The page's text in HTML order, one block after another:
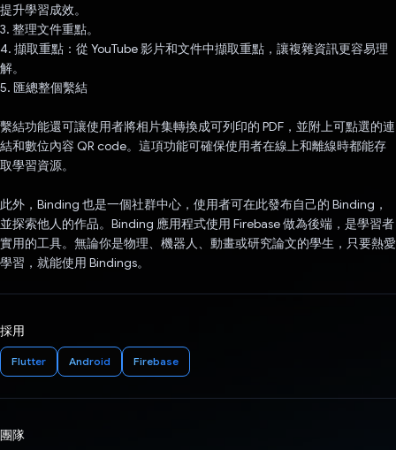
提升學習成效。
3. 整理文件重點。
4. 擷取重點：從 YouTube 影片和文件中擷取重點，讓複雜資訊更容易理
解。
5. 匯總整個繫結
繫結功能還可讓使用者將相片集轉換成可列印的 PDF，並附上可點選的連
結和數位內容 QR code。這項功能可確保使用者在線上和離線時都能存
取學習資源。
此外，Binding 也是一個社群中心，使用者可在此發布自己的 Binding，
並探索他人的作品。Binding 應用程式使用 Firebase 做為後端，是學習者
實用的工具。無論你是物理、機器人、動畫或研究論文的學生，只要熱愛
學習，就能使用 Bindings。
採用
Flutter Android Firebase
團隊